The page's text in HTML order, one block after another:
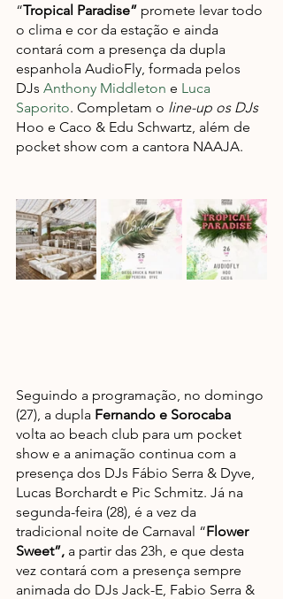
“Tropical Paradise” promete levar todo
o clima e cor da estação e ainda
contará com a presença da dupla
espanhola AudioFly, formada pelos
DJs Anthony Middleton e Luca
Saporito. Completam o line-up os DJs
Hoo e Caco & Edu Schwartz, além de
pocket show com a cantora NAAJA.
Seguindo a programação, no domingo
(27), a dupla Fernando e Sorocaba
volta ao beach club para um pocket
show e a animação continua com a
presença dos DJs Fábio Serra & Dyve,
Lucas Borchardt e Pic Schmitz. Já na
segunda-feira (28), é a vez da
tradicional noite de Carnaval “Flower
Sweet”, a partir das 23h, e que desta
vez contará com a presença sempre
animada do DJs Jack-E, Fabio Serra &